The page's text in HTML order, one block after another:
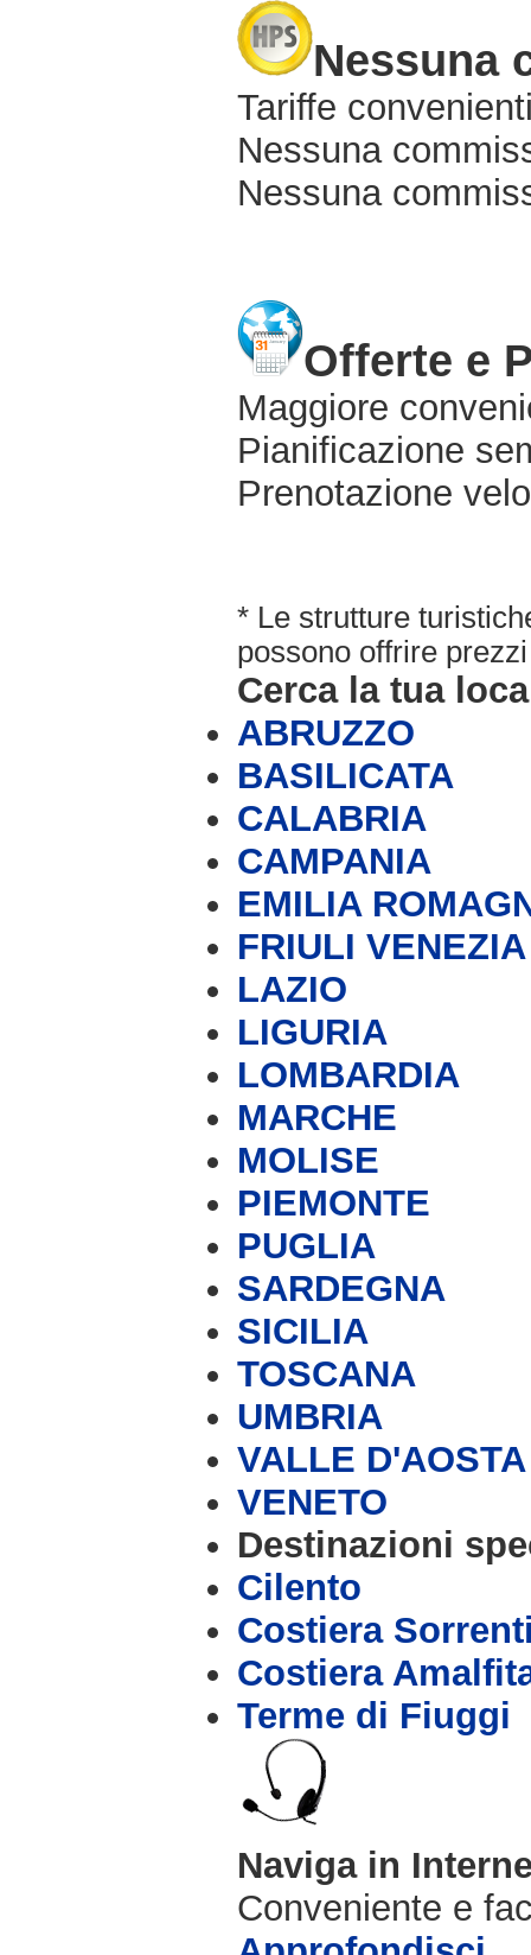
Nessuna
Tariffe
Nessuna
Nessuna
Offerte e
Maggiore
Pianificazione
Prenotazione
* Le strutture
possono offrire
Cerca la tua
ABRUZZO
BASILICATA
CALABRIA
CAMPANIA
EMILIA
FRIULI
LAZIO
LIGURIA
LOMBARDIA
MARCHE
MOLISE
PIEMONTE
PUGLIA
SARDEGNA
SICILIA
TOSCANA
UMBRIA
VALLE D'AOSTA
VENETO
Destinazioni
Cilento
Costiera
Costiera
Terme di Fiuggi
Naviga in
Conveniente e